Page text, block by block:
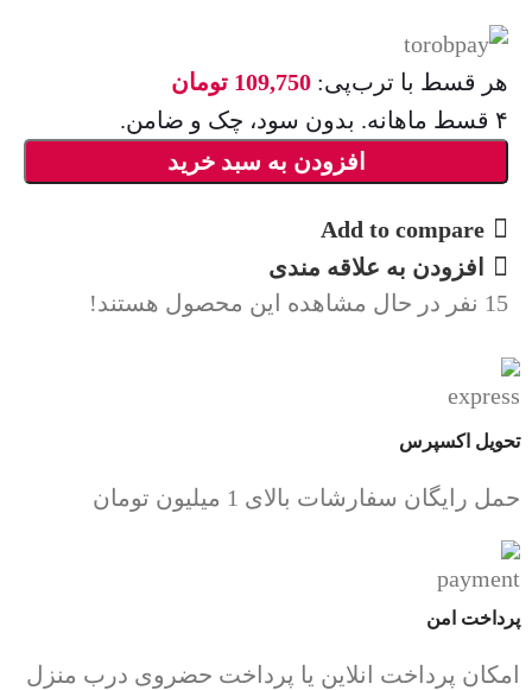
هر قسط با ترب‌پی: 109,750 تومان
۴ قسط ماهانه. بدون سود، چک و ضامن.
افزودن به سبد خرید
Add to compare
افزودن به علاقه مندی
15 نفر در حال مشاهده این محصول هستند!
تحویل اکسپرس
حمل رایگان سفارشات بالای 1 میلیون تومان
پرداخت امن
امکان پرداخت انلاین یا پرداخت حضروی درب منزل